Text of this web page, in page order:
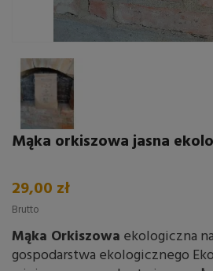
Mąka orkiszowa jasna
29,00 zł
Brutto
Mąka Orkiszowa ekologiczna
gospodarstwa ekologicznego